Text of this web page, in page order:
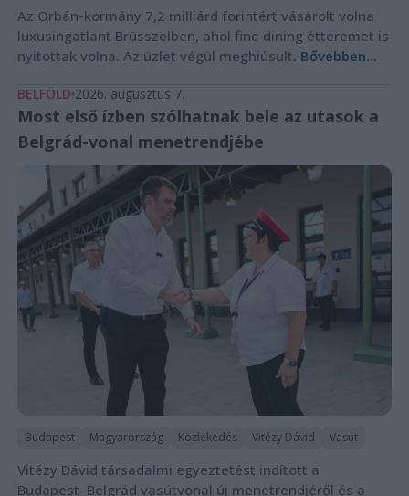
Az Orbán-kormány 7,2 milliárd forintért vásárolt volna
luxusingatlant Brüsszelben, ahol fine dining étteremet is
nyitottak volna. Az üzlet végül meghiúsult. Bővebben...
BELFÖLD 2026. augusztus 7.
Most első ízben szólhatnak bele az utasok a
Belgrád-vonal menetrendjébe
Budapest Magyarország Közlekedés Vitézy Dávid Vasút
Vitézy Dávid társadalmi egyeztetést indított a
Budapest–Belgrád vasútvonal új menetrendjéről és a